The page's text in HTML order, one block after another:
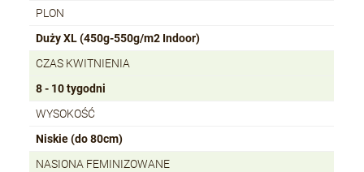
PLON
Duży XL (450g-550g/m2 Indoor)
CZAS KWITNIENIA
8 - 10 tygodni
WYSOKOŚĆ
Niskie (do 80cm)
NASIONA FEMINIZOWANE